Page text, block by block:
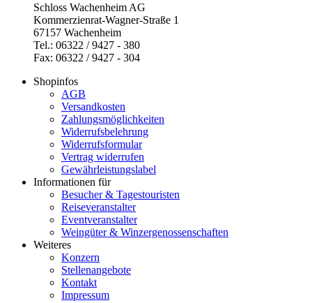
Schloss Wachenheim AG
Kommerzienrat-Wagner-Straße 1
67157 Wachenheim
Tel.: 06322 / 9427 - 380
Fax: 06322 / 9427 - 304
Shopinfos
AGB
Versandkosten
Zahlungsmöglichkeiten
Widerrufsbelehrung
Widerrufsformular
Vertrag widerrufen
Gewährleistungslabel
Informationen für
Besucher & Tagestouristen
Reiseveranstalter
Eventveranstalter
Weingüter & Winzergenossenschaften
Weiteres
Konzern
Stellenangebote
Kontakt
Impressum